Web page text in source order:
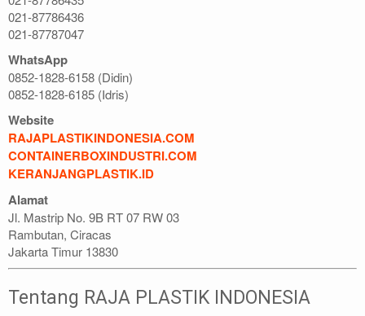
021-87786436
021-87787047
WhatsApp
0852-1828-6158 (Didin)
0852-1828-6185 (Idris)
Website
RAJAPLASTIKINDONESIA.COM
CONTAINERBOXINDUSTRI.COM
KERANJANGPLASTIK.ID
Alamat
Jl. Mastrip No. 9B RT 07 RW 03
Rambutan, Ciracas
Jakarta Timur 13830
Tentang RAJA PLASTIK INDONESIA